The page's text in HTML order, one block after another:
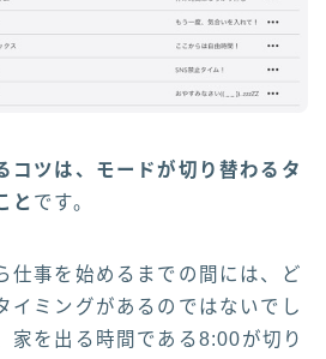
コツは、モードが切り替わるタ
と です。
仕事を始めるまでの間には、ど
イミングがあるのではないでし
家を出る時間である8:00が切り